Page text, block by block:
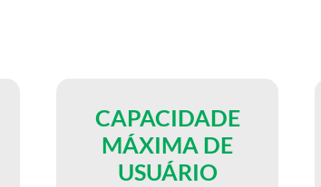
CAPACIDADE
MÁXIMA DE
USUÁRIO